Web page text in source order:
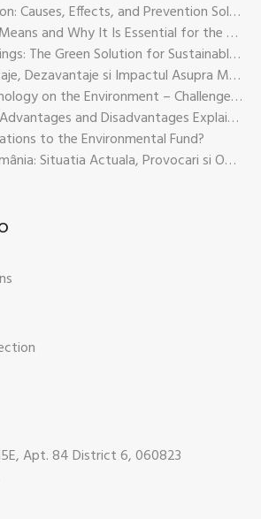
Groundwater Pollution: Causes, Effects, and Prevention Solutions
What Green Energy Means and Why It Is Essential for the Future of the Planet
Solar Panels on Buildings: The Green Solution for Sustainable Energy
Hidrocentrale: Avantaje, Dezavantaje si Impactul Asupra Mediului
The Impact of Technology on the Environment – Challenges and Sustainable Solutions
Geothermal Energy: Advantages and Disadvantages Explained in Plain Language
to the Environmental Fund?
Energia Eoliana in România: Situatia Actuala, Provocari si Oportunitati
Apt. 84 District 6, 060823